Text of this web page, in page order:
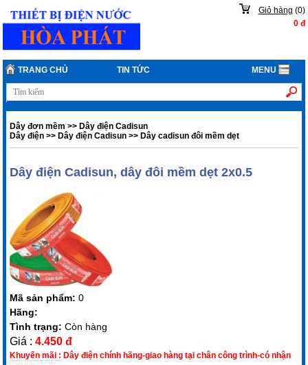
Giỏ hàng (0)
0đ
TRANG CHỦ TIN TỨC MENU
Dây đơn mềm >>Dây điện Cadisun
Dây điện >>Dây điện Cadisun >>Dây cadisun đôi mềm dẹt
Dây điện Cadisun, dây đôi mềm dẹt 2x0.5
Mã sản phẩm:0
Hãng:
Tình trạng:Còn hàng
Giá :4.450 đ
Khuyến mãi : Dây điện chính hãng-giao hàng tại chân công trình-có nhận